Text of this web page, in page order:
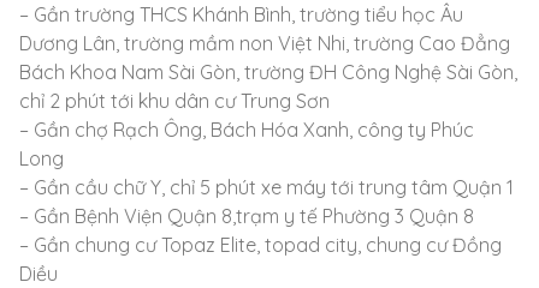
– Gần trường THCS Khánh Bình, trường tiểu học Âu
Dương Lân, trường mầm non Việt Nhi, trường Cao Đẳng
Bách Khoa Nam Sài Gòn, trường ĐH Công Nghệ Sài Gòn,
chỉ 2 phút tới khu dân cư Trung Sơn
– Gần chợ Rạch Ông, Bách Hóa Xanh, công ty Phúc
Long
– Gần cầu chữ Y, chỉ 5 phút xe máy tới trung tâm Quận 1
– Gần Bệnh Viện Quận 8,trạm y tế Phường 3 Quận 8
– Gần chung cư Topaz Elite, topad city, chung cư Đồng
Diều